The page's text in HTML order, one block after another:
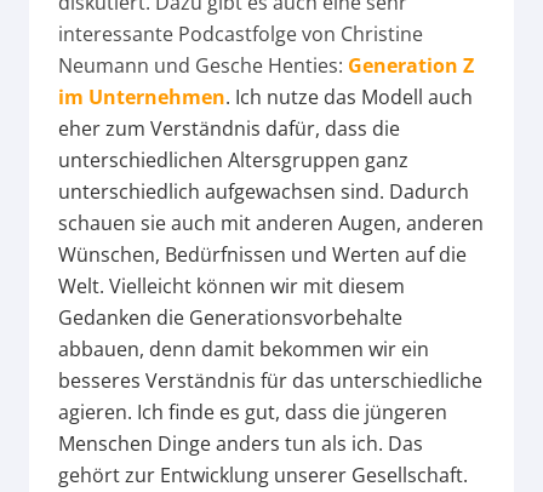
interessante Podcastfolge von Christine
Neumann und Gesche Henties: Generation Z
im Unternehmen. Ich nutze das Modell auch
eher zum Verständnis dafür, dass die
unterschiedlichen Altersgruppen ganz
unterschiedlich aufgewachsen sind. Dadurch
schauen sie auch mit anderen Augen, anderen
Wünschen, Bedürfnissen und Werten auf die
Welt. Vielleicht können wir mit diesem
Gedanken die Generationsvorbehalte
abbauen, denn damit bekommen wir ein
besseres Verständnis für das unterschiedliche
agieren. Ich finde es gut, dass die jüngeren
Menschen Dinge anders tun als ich. Das
gehört zur Entwicklung unserer Gesellschaft.